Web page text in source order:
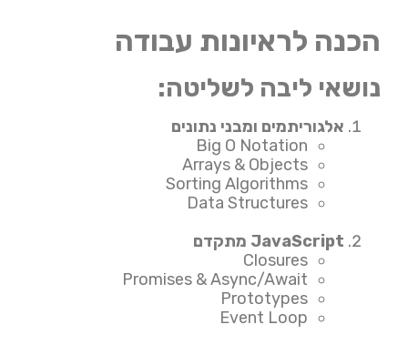
הכנה לראיונות עבודה
נושאי ליבה לשליטה:
אלגוריתמים ומבני נתונים
Big O Notation
Arrays & Objects
Sorting Algorithms
Data Structures
JavaScript מתקדם
Closures
Promises & Async/Await
Prototypes
Event Loop